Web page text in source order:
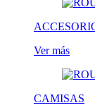
Ver más
CAMISAS